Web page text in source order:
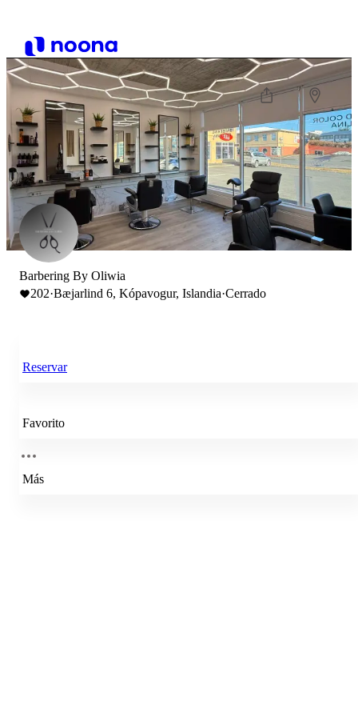
Barbering By Oliwia
202·Bæjarlind 6, Kópavogur, Islandia·Cerrado
Reservar
Favorito
Más